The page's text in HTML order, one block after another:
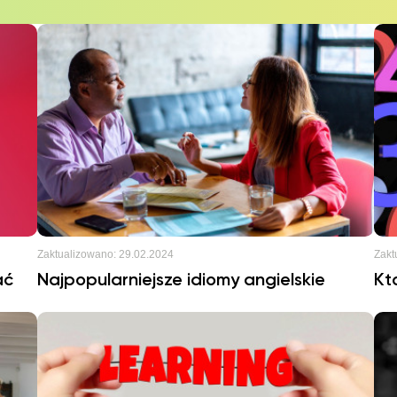
Zaktualizowano: 29.02.2024
Najpopularniejsze idiomy angielskie